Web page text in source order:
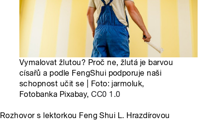
Vymalovat žlutou? Proč ne, žlutá je barvou
císařů a podle FengShui podporuje naši
schopnost učit se | Foto: jarmoluk,
Fotobanka Pixabay,CC0 1.0
Rozhovor s lektorkou Feng Shui L. Hrazdírovou